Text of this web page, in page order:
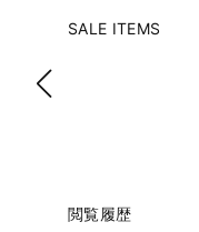
SALE ITEMS
閲覧履歴